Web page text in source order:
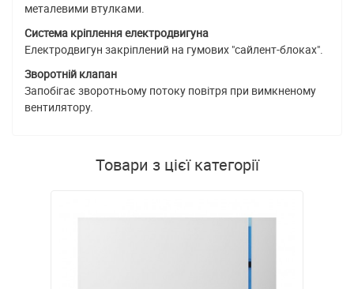
металевими втулками.
Система кріплення електродвигуна
Електродвигун закріплений на гумових "сайлент-блоках".
Зворотній клапан
Запобігає зворотньому потоку повітря при вимкненому
вентилятору.
Товари з цієї категорії